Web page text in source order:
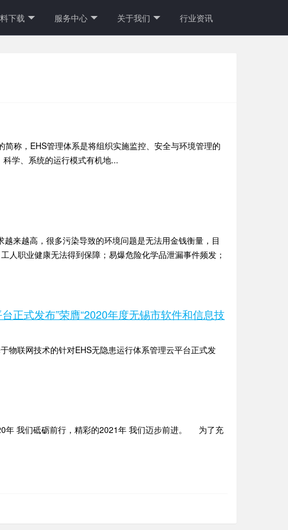
下载 服务中心 关于我们 行业资讯
称，EHS管理体系是将组织实施监控、安全与环境管理的
学、系统的运行模式有机地...
来越高，很多污染导致的环境问题是无法用金钱衡量，目
人职业健康无法得到保障；易爆危险化学品泄漏事件频发；
正式发布”荣膺“2020年度无锡市软件和信息技
联网技术的针对EHS无隐患运行体系管理云平台正式发
我们砥砺前行，精彩的2021年 我们迈步前进。 为了充